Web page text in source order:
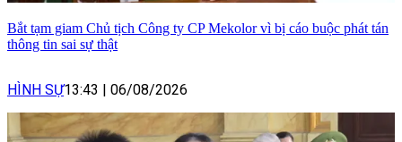
Bắt tạm giam Chủ tịch Công ty CP Mekolor vì bị cáo buộc phát tán
thông tin sai sự thật
HÌNH SỰ13:43 06/08/2026